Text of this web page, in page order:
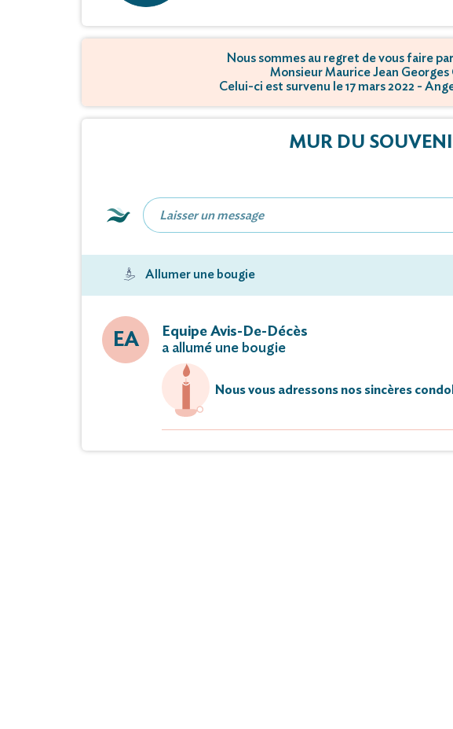
Nous sommes au regret de vous faire
Monsieur Maurice Jean Georges
Celui-ci est survenu le 17 mars 2022 -
MUR DU
Allumer une bougie
EA
Equipe Avis-De-Décès
a allumé une bougie
Nous vous adressons nos sincères